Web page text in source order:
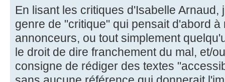
En lisant les critiques d'Isabelle Arnaud,
genre de "critique" qui pensait d'abord
annonceurs, ou tout simplement
le droit de dire franchement du mal, et/
consigne de rédiger des textes